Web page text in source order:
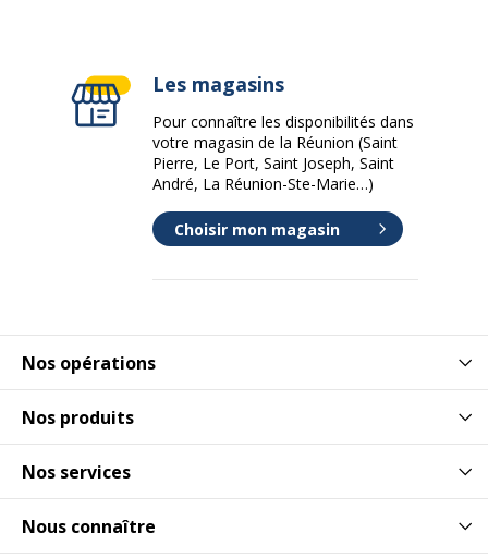
Nos opérations
Nos produits
Nos services
Nous connaître
Les magasins
Pour connaître les disponibilités dans
votre magasin de la Réunion (Saint
Pierre, Le Port, Saint Joseph, Saint
André, La Réunion-Ste-Marie…)
Choisir mon magasin